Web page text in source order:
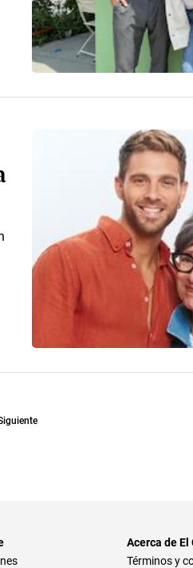
Acerca de El
Términos y